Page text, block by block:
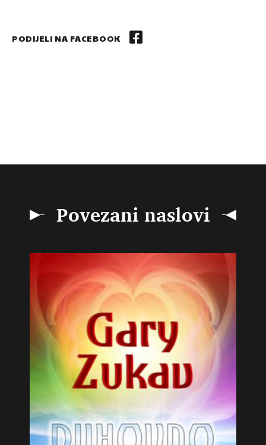
PODIJELI NA FACEBOOK
Povezani naslovi